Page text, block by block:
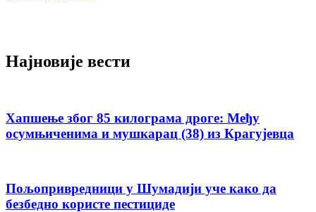
Најновије вести
Хапшење због 85 килограма дроге: Међу
осумњиченима и мушкарац (38) из Крагујевца
Пољопривредници у Шумадији уче како да
безбедно користе пестициде